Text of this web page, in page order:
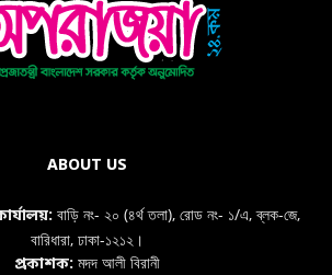
ABOUT US
বাড়ি নং- ২০ (৪র্থ তলা), রোড নং- ১/এ, ব্লক-জে,
বারিধারা, ঢাকা-১২১২।
প্রকাশক:মদদ আলী বিরানী